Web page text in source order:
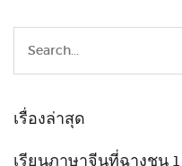
เรื่องล่าสุด
เรียนภาษาจีนที่ฉางชุน